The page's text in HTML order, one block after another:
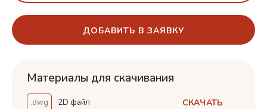
ДОБАВИТЬ В ЗАЯВКУ
Материалы для скачивания
.dwg 2D файл СКАЧАТЬ